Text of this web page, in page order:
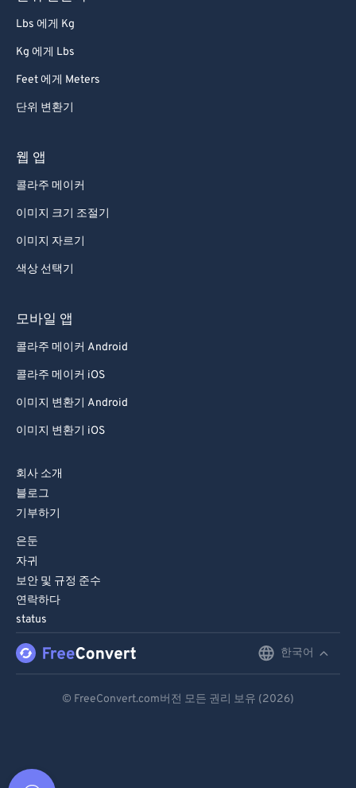
Lbs 에게 Kg
Kg 에게 Lbs
Feet 에게 Meters
단위 변환기
웹 앱
콜라주 메이커
이미지 크기 조절기
이미지 자르기
색상 선택기
모바일 앱
콜라주 메이커 Android
콜라주 메이커 iOS
이미지 변환기 Android
이미지 변환기 iOS
회사 소개
블로그
기부하기
은둔
자귀
보안 및 규정 준수
연락하다
status
한국어
© FreeConvert.com버전 모든 권리 보유 (2026)